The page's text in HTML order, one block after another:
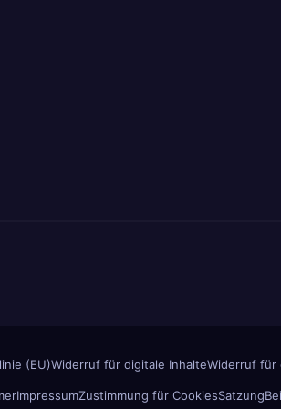
(EU)Widerruf für digitale InhalteWiderruf für
ImpressumZustimmung für CookiesSatzung